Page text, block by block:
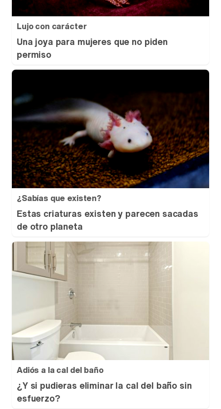
Lujo con carácter
Una joya para mujeres que no piden
permiso
¿Sabías que existen?
Estas criaturas existen y parecen sacadas
de otro planeta
Adiós a la cal del baño
¿Y si pudieras eliminar la cal del baño sin
esfuerzo?